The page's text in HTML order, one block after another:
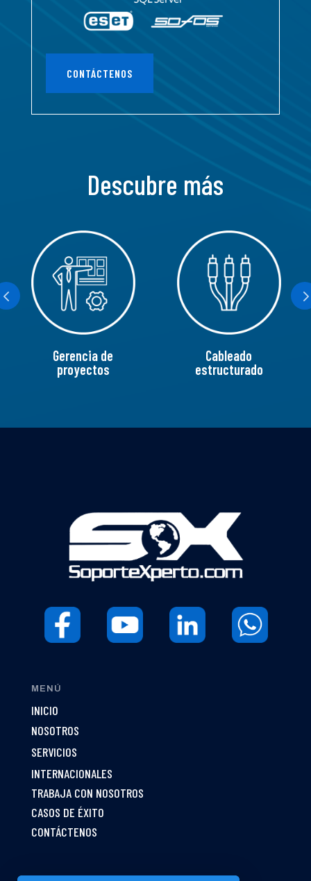
CONTÁCTENOS
Descubre más
Gerencia de
proyectos
Cableado
estructurado
MENÚ
INICIO
NOSOTROS
SERVICIOS
INTERNACIONALES
TRABAJA CON NOSOTROS
CASOS DE ÉXITO
CONTÁCTENOS